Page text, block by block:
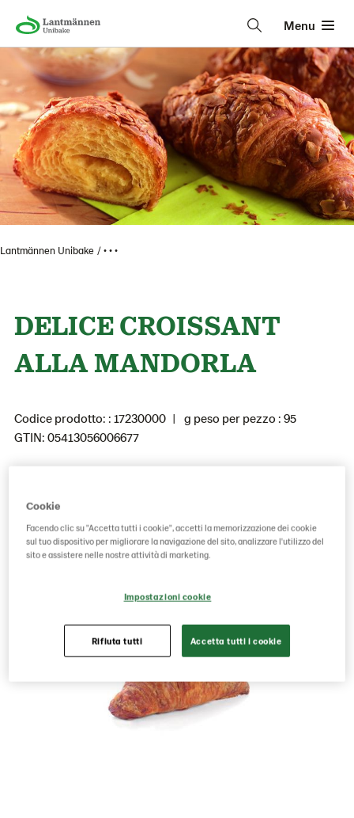
Menu
Lantmännen Unibake • • •
DELICE CROISSANT
ALLA MANDORLA
Codice prodotto: : 17230000
g peso per pezzo : 95
GTIN: 05413056006677
Cookie
Facendo clic su "Accetta tutti i cookie", accetti la memorizzazione dei cookie
sul tuo dispositivo per migliorare la navigazione del sito, analizzare l'utilizzo del
sito e assistere nelle nostre attività di marketing.
Impostazioni cookie
Rifiuta tutti Accetta tutti i cookie